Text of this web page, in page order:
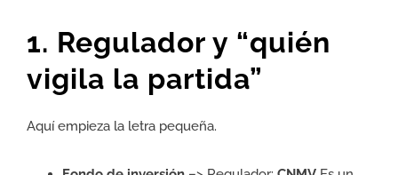
1. Regulador y “quién
vigila la partida”
Aquí empieza la letra pequeña.